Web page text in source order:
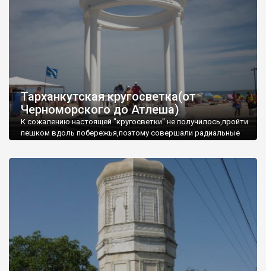
Тарханкутская кругосветка(от
Черноморского до Атлеша)
К сожалению настоящей "кругосветки" не получилось,пройти
пешком вдоль побережья,поэтому совершали радиальные